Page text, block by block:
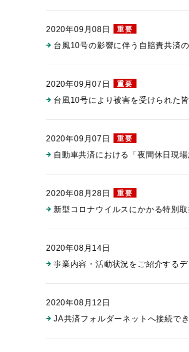
2020年09月08日 重要
台風10号の影響に伴う自賠責共済
2020年09月07日 重要
台風10号により被害を受けられた
2020年09月07日 重要
自動車共済における「夜間休日現
2020年08月28日 重要
新型コロナウイルスにかかる特別
2020年08月14日
事業内容・活動状況をご紹介する
2020年08月12日
JA共済フォルダーネットへ接続で